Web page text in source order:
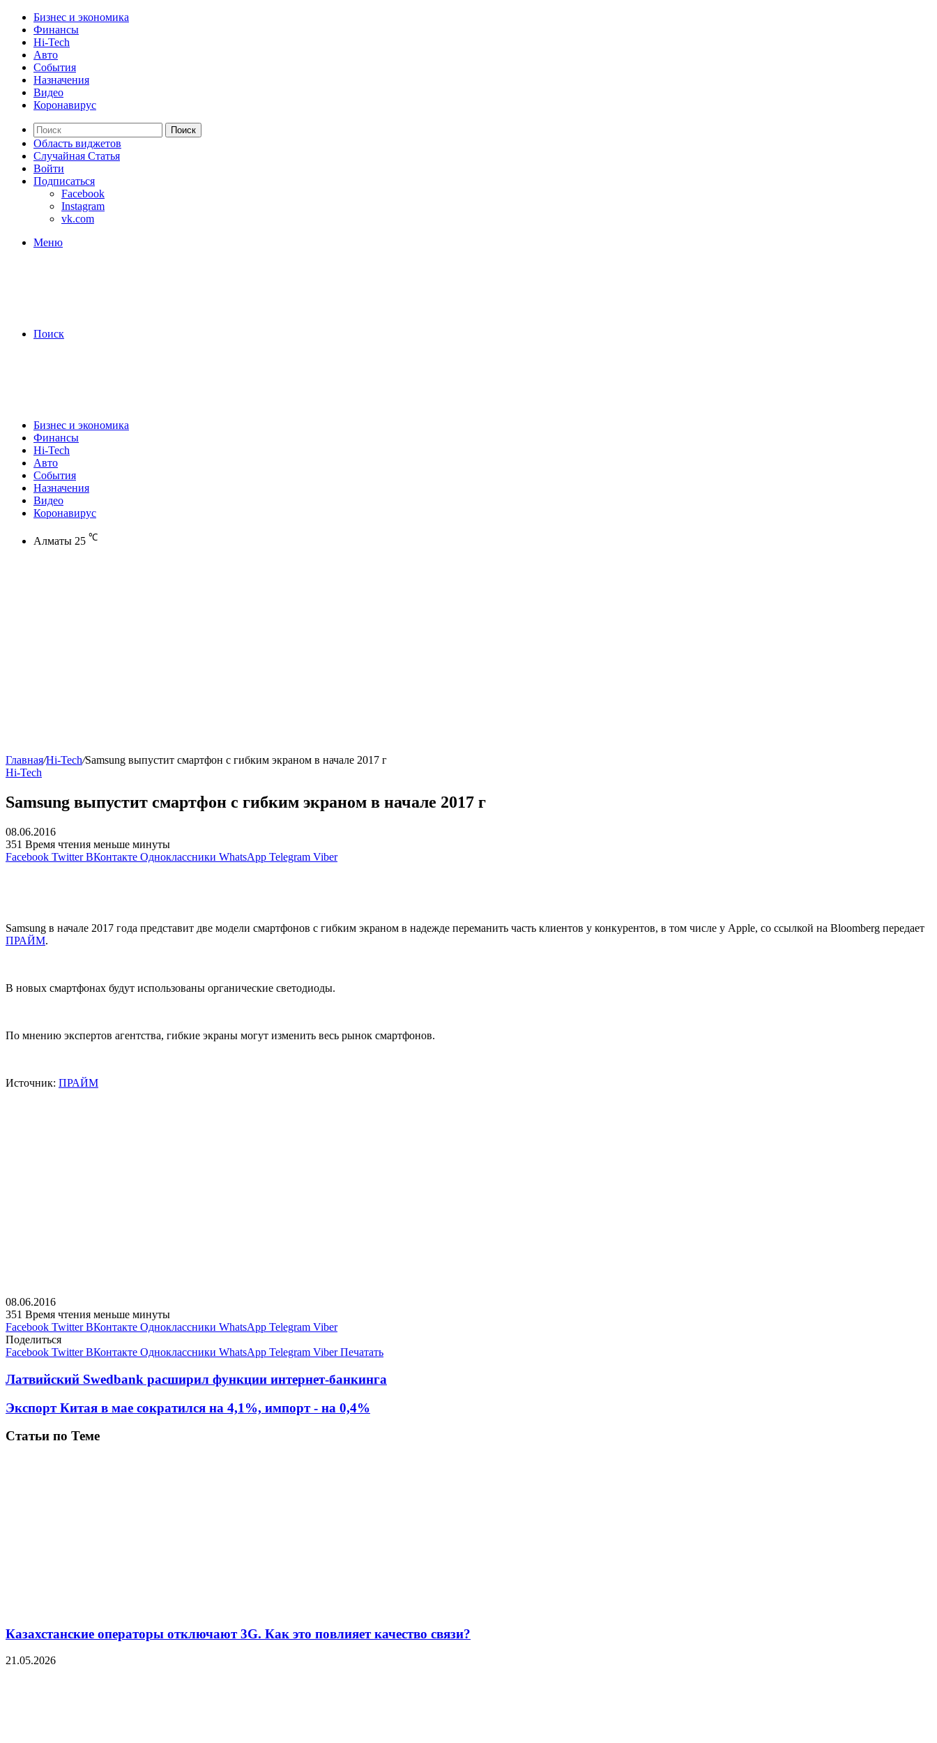
Бизнес и экономика
Финансы
Hi-Tech
Авто
События
Назначения
Видео
Коронавирус
Поиск
Область виджетов
Случайная Статья
Войти
Подписаться
Facebook
Instagram
vk.com
Меню
Поиск
Бизнес и экономика
Финансы
Hi-Tech
Авто
События
Назначения
Видео
Коронавирус
Алматы 25 ℃
Главная/Hi-Tech/Samsung выпустит смартфон с гибким экраном в начале 2017 г
Hi-Tech
Samsung выпустит смартфон с гибким экраном в начале 2017 г
08.06.2016
351 Время чтения меньше минуты
Facebook Twitter ВКонтакте Одноклассники WhatsApp Telegram Viber
Samsung в начале 2017 года представит две модели смартфонов с гибким экраном в надежде переманить часть клиентов у конкурентов, в том числе у Apple, со ссылкой на Bloomberg передает
ПРАЙМ.
В новых смартфонах будут использованы органические светодиоды.
По мнению экспертов агентства, гибкие экраны могут изменить весь рынок смартфонов.
Источник: ПРАЙМ
08.06.2016
351 Время чтения меньше минуты
Facebook Twitter ВКонтакте Одноклассники WhatsApp Telegram Viber
Поделиться
Facebook Twitter ВКонтакте Одноклассники WhatsApp Telegram Viber Печатать
Латвийский Swedbank расширил функции интернет-банкинга
Экспорт Китая в мае сократился на 4,1%, импорт - на 0,4%
Статьи по Теме
Казахстанские операторы отключают 3G. Как это повлияет качество связи?
21.05.2026